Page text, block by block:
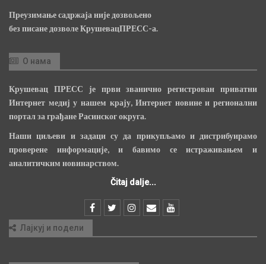
Преузимање садржаја није дозвољено
без писане дозволе КрушевацПРЕСС-а.
О нама
Крушевац ПРЕСС је први званично регистрован приватни
Интернет медиј у нашем крају, Интернет новине и регионални
портал за грађане Расинског округа.
Наши циљеви и задаци су да прикупљамо и дистрибуирамо
проверене информације, и бавимо се истраживањем и
аналитичким новинарством.
Čitaj dalje...
Лајкуј и подели